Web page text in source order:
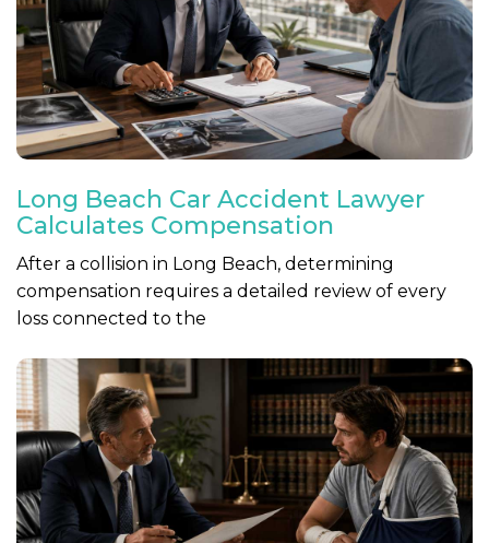
Long Beach Car Accident Lawyer
Calculates Compensation
After a collision in Long Beach, determining
compensation requires a detailed review of every
loss connected to the